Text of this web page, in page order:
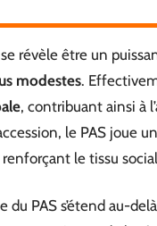
se révèle être un
modestes.
, contribuant ainsi à
le PAS joue
le tissu
PAS s’étend au-